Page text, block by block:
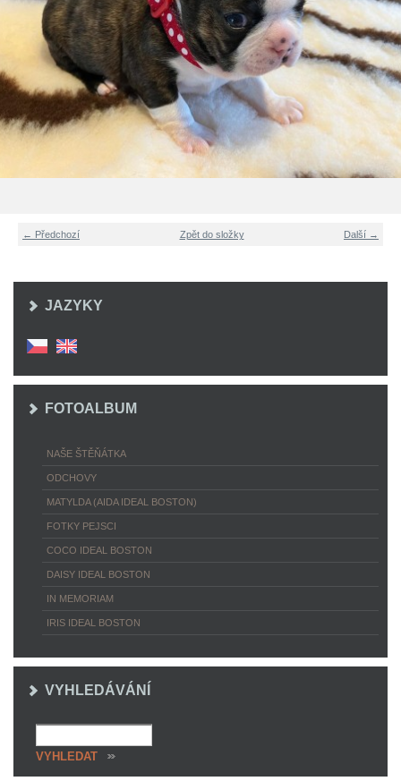
← Předchozí Další →
Zpět do složky
JAZYKY
FOTOALBUM
NAŠE ŠTĚŇÁTKA
ODCHOVY
MATYLDA (AIDA IDEAL BOSTON)
FOTKY PEJSCI
COCO IDEAL BOSTON
DAISY IDEAL BOSTON
IN MEMORIAM
IRIS IDEAL BOSTON
VYHLEDÁVÁNÍ